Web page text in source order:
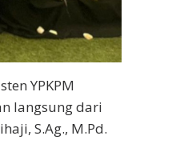
YPKPM
langsung dari
S.Ag., M.Pd.